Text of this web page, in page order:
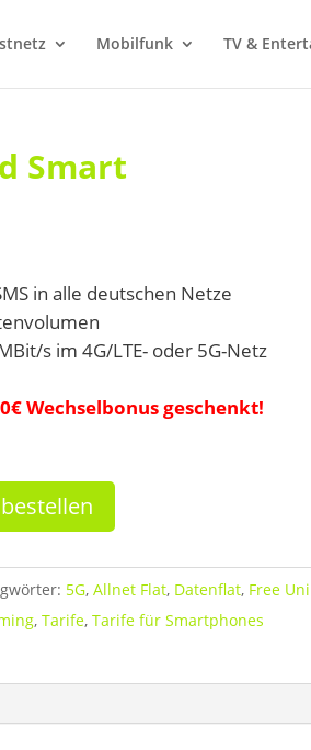
Mobilfunk TV &
Smart
in alle deutschen Netze
s im 4G/LTE- oder 5G-Netz
Wechselbonus geschenkt!
5G, Allnet Flat, Datenflat, Free
, Tarife, Tarife für Smartphones